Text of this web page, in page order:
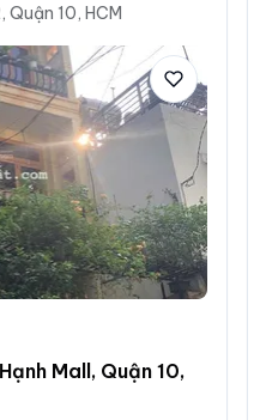
Quận 10, HCM
Mall, Quận 10,